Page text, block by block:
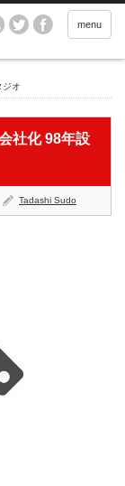
menu
ジオ
社化 98年設
Tadashi Sudo